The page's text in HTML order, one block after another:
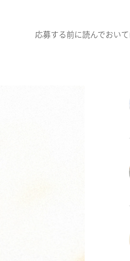
応募する前に読んでおい